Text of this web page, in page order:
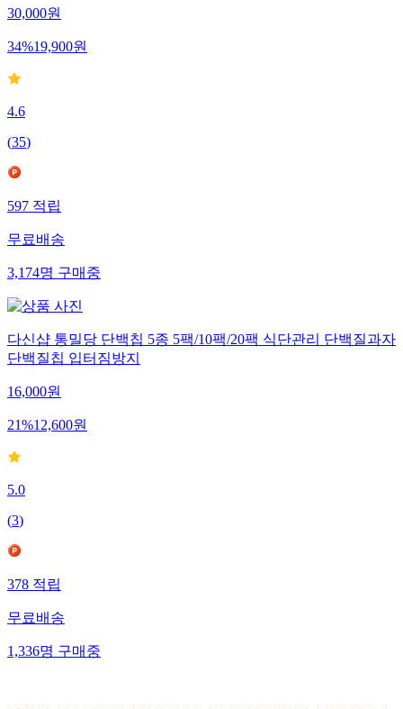
30,000원
34%19,900원
4.6
(35)
597적립
무료배송
3,174명구매중
다신샵 통밀당 단백칩 5종 5팩/10팩/20팩 식단관리 단백질과자
단백질칩 입터짐방지
16,000원
21%12,600원
5.0
(3)
378적립
무료배송
1,336명구매중